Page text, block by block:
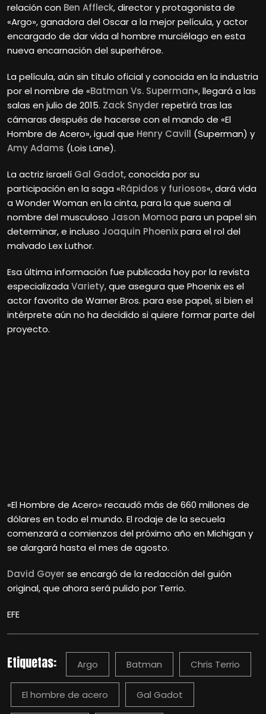
relación con Ben Affleck, director y protagonista de
«Argo», ganadora del Oscar a la mejor película, y actor
encargado de dar vida al hombre murciélago en esta
nueva encarnación del superhéroe.
La película, aún sin título oficial y conocida en la industria
por el nombre de «Batman Vs. Superman«, llegará a las
salas en julio de 2015. Zack Snyder repetirá tras las
cámaras después de hacerse con el mando de «El
Hombre de Acero», igual que Henry Cavill (Superman) y
Amy Adams (Lois Lane).
La actriz israelí Gal Gadot, conocida por su
participación en la saga «Rápidos y furiosos«, dará vida
a Wonder Woman en la cinta, para la que suena al
nombre del musculoso Jason Momoa para un papel sin
determinar, e incluso Joaquin Phoenixpara el rol del
malvado Lex Luthor.
Esa última información fue publicada hoy por la revista
especializada Variety, que asegura que Phoenix es el
actor favorito de Warner Bros. para ese papel, si bien el
intérprete aún no ha decidido si quiere formar parte del
proyecto.
«El Hombre de Acero» recaudó más de 660 millones de
dólares en todo el mundo. El rodaje de la secuela
comenzará a comienzos del próximo año en Michigan y
se alargará hasta el mes de agosto.
David Goyer se encargó de la redacción del guión
original, que ahora será pulido por Terrio.
EFE
Etiquetas: Argo Batman Chris Terrio
El hombre de acero Gal Gadot